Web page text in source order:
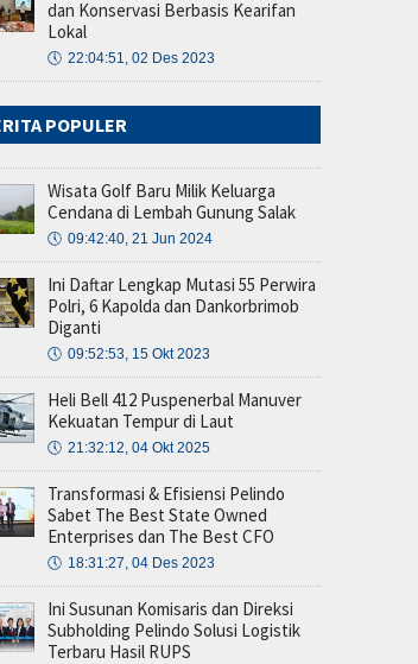
dan Konservasi Berbasis Kearifan
Lokal
🕔 22:04:51, 02 Des 2023
POPULER
Wisata Golf Baru Milik Keluarga
Cendana di Lembah Gunung Salak
🕔 09:42:40, 21 Jun 2024
Ini Daftar Lengkap Mutasi 55 Perwira
Polri, 6 Kapolda dan Dankorbrimob
Diganti
🕔 09:52:53, 15 Okt 2023
Heli Bell 412 Puspenerbal Manuver
Kekuatan Tempur di Laut
🕔 21:32:12, 04 Okt 2025
Transformasi & Efisiensi Pelindo
Sabet The Best State Owned
Enterprises dan The Best CFO
🕔 18:31:27, 04 Des 2023
Ini Susunan Komisaris dan Direksi
Subholding Pelindo Solusi Logistik
Terbaru Hasil RUPS